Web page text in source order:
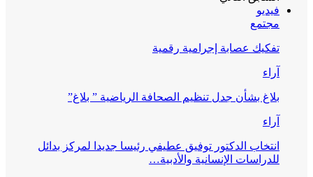
فيديو
مجتمع
تفكيك عصابة إجرامية رقمية
آراء
بلاغ بشأن جدل تنظيم الصحافة الرياضية ” بلاغ”
آراء
انتخاب الدكتور توفيق عطيفي رئيسا جديدا لمركز بدائل
للدراسات الإنسانية والأدبية…